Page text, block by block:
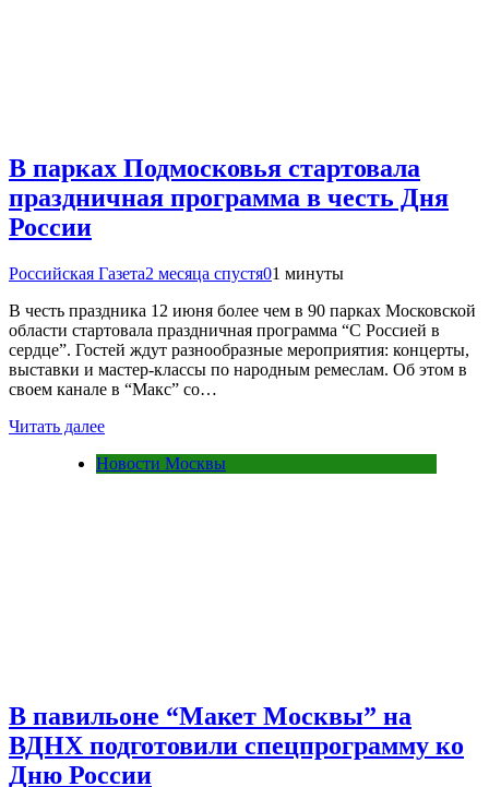
В парках Подмосковья стартовала
праздничная программа в честь Дня
России
Российская Газета2 месяца спустя01 минуты
В честь праздника 12 июня более чем в 90 парках Московской
области стартовала праздничная программа “С Россией в
сердце”. Гостей ждут разнообразные мероприятия: концерты,
выставки и мастер‑классы по народным ремеслам. Об этом в
своем канале в “Макс” со…
Читать далее
Новости Москвы
В павильоне “Макет Москвы” на
ВДНХ подготовили спецпрограмму ко
Дню России